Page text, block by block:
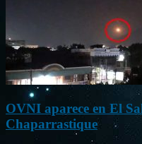
OVNI aparece en El
Chaparrastique